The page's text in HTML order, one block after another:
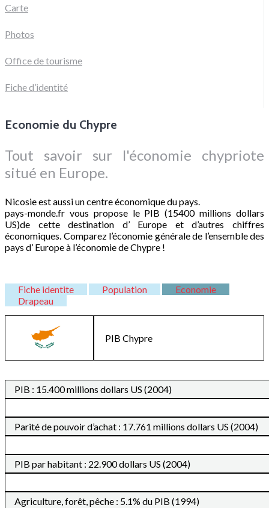
Carte
Photos
Office de tourisme
Fiche d’identité
Economie du Chypre
Tout savoir sur l'économie chypriote
situé en Europe.
Nicosie est aussi un centre économique du pays.
pays-monde.fr vous propose le PIB (15400 millions dollars
US)de cette destination d’ Europe et d’autres chiffres
économiques. Comparez l’économie générale de l’ensemble des
pays d’ Europe à l’économie de Chypre !
Fiche identite Population
Economie
Drapeau
PIB Chypre
PIB : 15.400 millions dollars US (2004)
Parité de pouvoir d’achat : 17.761 millions dollars US (2004)
PIB par habitant : 22.900 dollars US (2004)
Agriculture, forêt, pêche : 5.1% du PIB (1994)